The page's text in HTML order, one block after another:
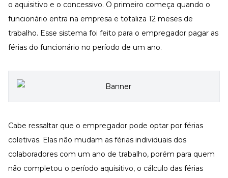
o aquisitivo e o concessivo. O primeiro começa quando o
funcionário entra na empresa e totaliza 12 meses de
trabalho. Esse sistema foi feito para o empregador pagar as
férias do funcionário no período de um ano.
Cabe ressaltar que o empregador pode optar por férias
coletivas. Elas não mudam as férias individuais dos
colaboradores com um ano de trabalho, porém para quem
não completou o período aquisitivo, o cálculo das férias